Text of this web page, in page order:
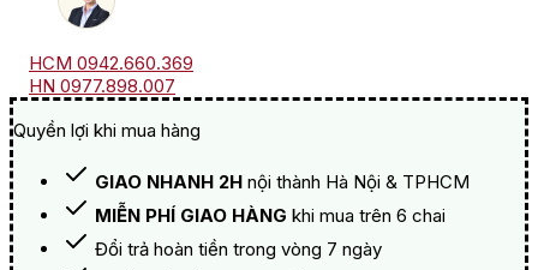
HCM 0942.660.369
HN 0977.898.007
Quyền lợi khi mua hàng
GIAO NHANH 2H nội thành Hà Nội & TPHCM
MIỄN PHÍ GIAO HÀNG khi mua trên 6 chai
Đổi trả hoàn tiền trong vòng 7 ngày